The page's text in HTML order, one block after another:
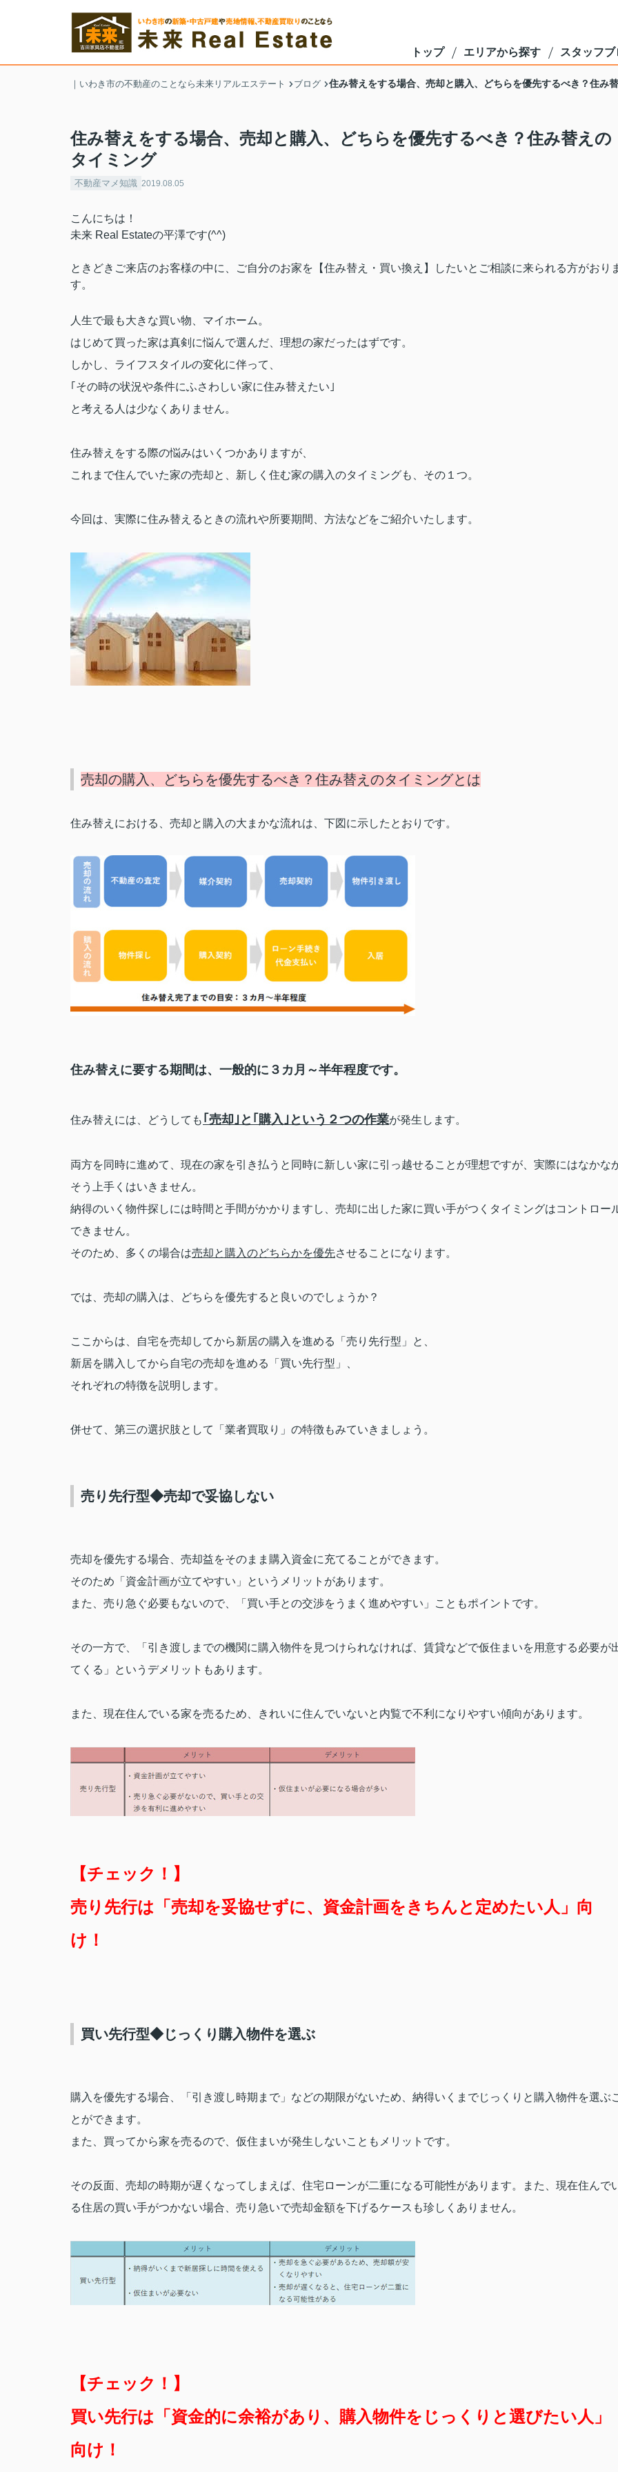
トップ エリアから探す スタッフブ
｜いわき市の不動産のことなら未来リアルエステート ブログ 住み替えをする場合、売却と購入、どちらを優先するべき？住み
住み替えをする場合、売却と購入、どちらを優先するべき？住み替えの
タイミング
不動産マメ知識 2019.08.05
こんにちは！
未来 Real Estateの平澤です(^^)
ときどきご来店のお客様の中に、ご自分のお家を【住み替え・買い換え】したいとご相談に来られる方がおり
す。
人生で最も大きな買い物、マイホーム。
はじめて買った家は真剣に悩んで選んだ、理想の家だったはずです。
しかし、ライフスタイルの変化に伴って、
｢その時の状況や条件にふさわしい家に住み替えたい｣
と考える人は少なくありません。
住み替えをする際の悩みはいくつかありますが、
これまで住んでいた家の売却と、新しく住む家の購入のタイミングも、その１つ。
今回は、実際に住み替えるときの流れや所要期間、方法などをご紹介いたします。
売却の購入、どちらを優先するべき？住み替えのタイミングとは
住み替えにおける、売却と購入の大まかな流れは、下図に示したとおりです。
住み替えに要する期間は、一般的に３カ月～半年程度です。
住み替えには、どうしても ｢売却｣と｢購入｣という２つの作業が発生します。
両方を同時に進めて、現在の家を引き払うと同時に新しい家に引っ越せることが理想ですが、実際にはなかな
そう上手くはいきません。
納得のいく物件探しには時間と手間がかかりますし、売却に出した家に買い手がつくタイミングはコントロー
できません。
そのため、多くの場合は売却と購入のどちらかを優先させることになります。
では、売却の購入は、どちらを優先すると良いのでしょうか？
ここからは、自宅を売却してから新居の購入を進める「売り先行型」と、
新居を購入してから自宅の売却を進める「買い先行型」、
それぞれの特徴を説明します。
併せて、第三の選択肢として「業者買取り」の特徴もみていきましょう。
売り先行型◆売却で妥協しない
売却を優先する場合、売却益をそのまま購入資金に充てることができます。
そのため「資金計画が立てやすい」というメリットがあります。
また、売り急ぐ必要もないので、「買い手との交渉をうまく進めやすい」こともポイントです。
その一方で、「引き渡しまでの機関に購入物件を見つけられなければ、賃貸などで仮住まいを用意する必要が
てくる」というデメリットもあります。
また、現在住んでいる家を売るため、きれいに住んでいないと内覧で不利になりやすい傾向があります。
【チェック！】
売り先行は「売却を妥協せずに、資金計画をきちんと定めたい人」向
け！
買い先行型◆じっくり購入物件を選ぶ
購入を優先する場合、「引き渡し時期まで」などの期限がないため、納得いくまでじっくりと購入物件を選ぶ
とができます。
また、買ってから家を売るので、仮住まいが発生しないこともメリットです。
その反面、売却の時期が遅くなってしまえば、住宅ローンが二重になる可能性があります。また、現在住んで
る住居の買い手がつかない場合、売り急いで売却金額を下げるケースも珍しくありません。
【チェック！】
買い先行は「資金的に余裕があり、購入物件をじっくりと選びたい人」
向け！